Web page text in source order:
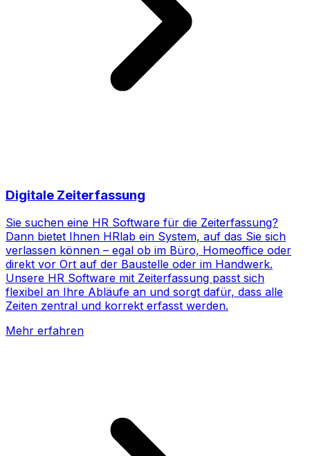
Digitale Zeiterfassung
Sie suchen eine HR Software für die Zeiterfassung?
Dann bietet Ihnen HRlab ein System, auf das Sie sich
verlassen können – egal ob im Büro, Homeoffice oder
direkt vor Ort auf der Baustelle oder im Handwerk.
Unsere HR Software mit Zeiterfassung passt sich
flexibel an Ihre Abläufe an und sorgt dafür, dass alle
Zeiten zentral und korrekt erfasst werden.
Mehr erfahren